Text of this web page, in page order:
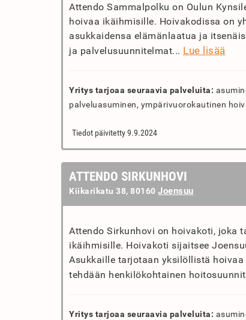
Attendo Sammalpolku on Oulun
hoivaa ikäihmisille. Hoivakodissa on
asukkaidensa elämänlaatua ja
ja palvelusuunnitelmat... Lue lisää
Yritys tarjoaa seuraavia palveluita:
palveluasuminen, ympärivuorokautinen
Tiedot päivitetty 9.9.2024
ATTENDO SIRKUNHOVI
Kiikarikatu 38, 80160 Joensuu
Attendo Sirkunhovi on hoivakoti, joka
ikäihmisille. Hoivakoti sijaitsee
Asukkaille tarjotaan yksilöllistä
tehdään henkilökohtainen
Yritys tarjoaa seuraavia palveluita: